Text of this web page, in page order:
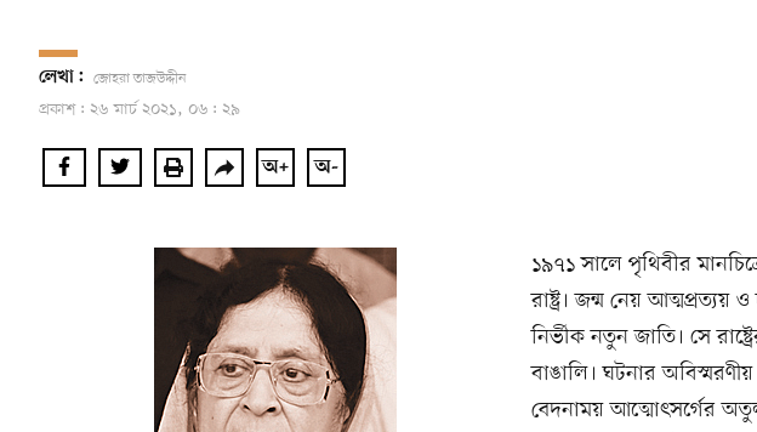
লেখা: জোহরা তাজউদ্দীন
প্রকাশ: ২৬ মার্চ ২০২১, ০৬: ২৯
১৯৭১ সালে পৃথিবীর
রাষ্ট্র। জন্ম নেয়
নির্ভীক নতুন জাতি। সে
বাঙালি। ঘটনার
বেদনাময় আত্মোৎসর্গের